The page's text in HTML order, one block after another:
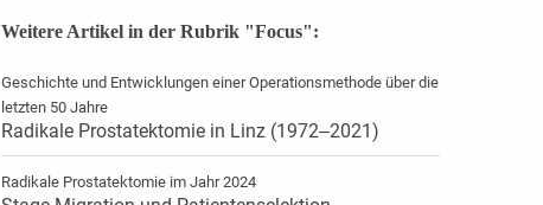
Weitere Artikel in der Rubrik "Focus":
Geschichte und Entwicklungen einer Operationsmethode über die
letzten 50 Jahre
Radikale Prostatektomie in Linz (1972‒2021)
Radikale Prostatektomie im Jahr 2024